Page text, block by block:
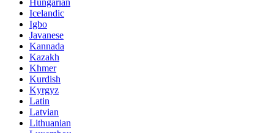
Hungarian
Icelandic
Igbo
Javanese
Kannada
Kazakh
Khmer
Kurdish
Kyrgyz
Latin
Latvian
Lithuanian